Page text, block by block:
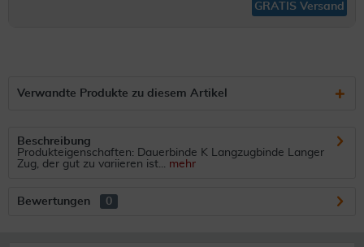
GRATIS Versand
Verwandte Produkte zu diesem Artikel
Beschreibung
Produkteigenschaften: Dauerbinde K Langzugbinde Langer
Zug, der gut zu variieren ist... mehr
Bewertungen 0